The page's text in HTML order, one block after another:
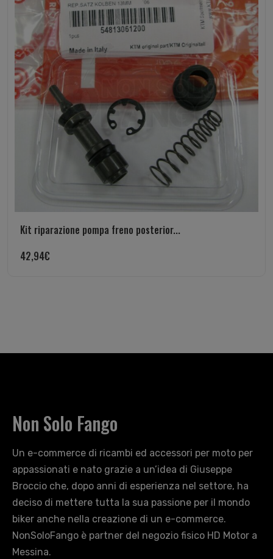
Kit riparazione pompa freno posterior...
42,94€
Non Solo Fango
Un e-commerce di ricambi ed accessori per moto per
appassionati e nato grazie a un’idea di Giuseppe
Broccio che, dopo anni di esperienza nel settore, ha
deciso di mettere tutta la sua passione per il mondo
biker anche nella creazione di un e-commerce.
NonSoloFango è partner del negozio fisico HD Motor a
Messina.